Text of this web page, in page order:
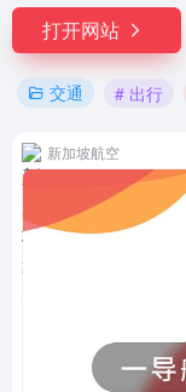
打开网站
交通 # 出行
新加坡航空